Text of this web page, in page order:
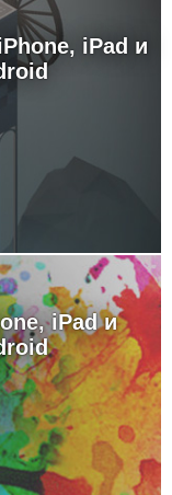
iPad и
iPad и